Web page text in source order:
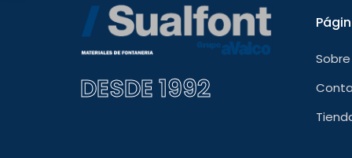
DESDE 1992